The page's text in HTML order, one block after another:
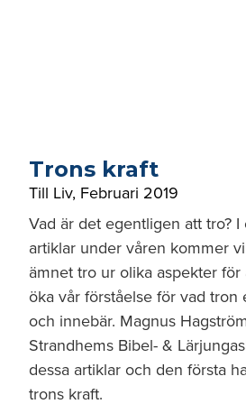
Trons kraft
Till Liv, Februari 2019
Vad är det egentligen att tro? I
artiklar under våren kommer
ämnet tro ur olika aspekter för
öka vår förståelse för vad tron
och innebär. Magnus
Strandhems Bibel- &
dessa artiklar och den första
trons kraft.